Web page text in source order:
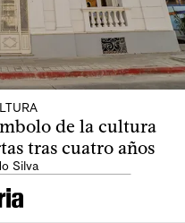
de la cultura
tras cuatro años
Silva